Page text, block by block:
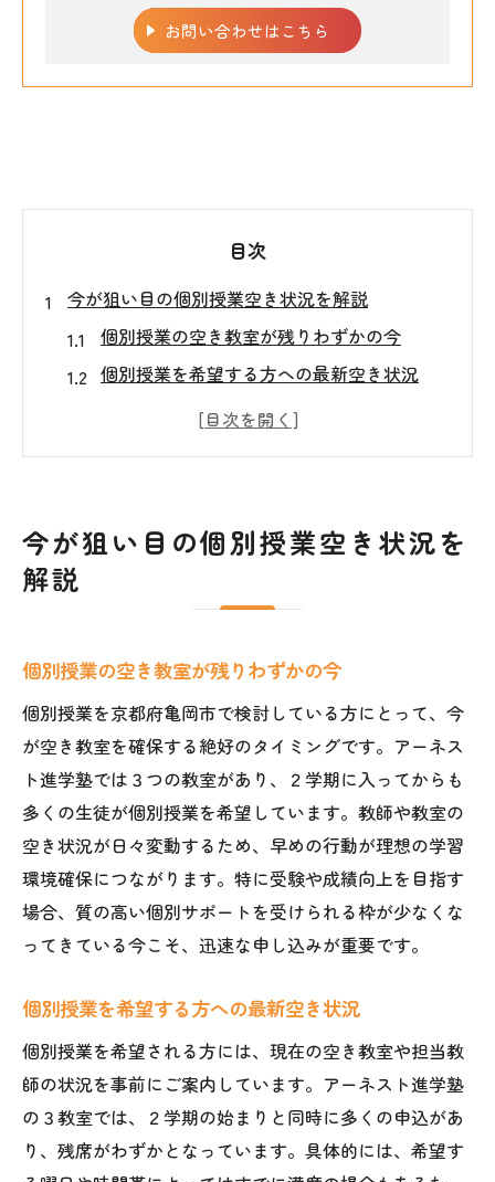
お問い合わせはこちら
目次
今が狙い目の個別授業空き状況を解説
個別授業の空き教室が残りわずかの今
個別授業を希望する方への最新空き状況
個別授業の空き教室情報を早めに確認
個別授業で理想の学習環境を手に入れる方法
個別授業で一人ひとりに合わせた指導を実
現
個別授業の魅力と効果的な教室選び
個別授業で志望校合格へ近づく方法
個別授業で理想の塾選びポイント
空き教室が残りわずかとなる理由を徹底分析
個別授業の人気と空き教室減少の背景
個別授業が満席になりやすい理由とは
個別授業の質と空き教室の関係性を考察
個別授業の環境が選ばれる理由を解説
個別授業の空き教室が減るタイミング
個別授業を選ぶなら早めの行動が安心につなが
る
今が狙い目の個別授業空き状況を
解説
個別授業の空き教室が残りわずかの今
個別授業を京都府亀岡市で検討している方にとって、今
が空き教室を確保する絶好のタイミングです。アーネス
ト進学塾では３つの教室があり、２学期に入ってからも
多くの生徒が個別授業を希望しています。教師や教室の
空き状況が日々変動するため、早めの行動が理想の学習
環境確保につながります。特に受験や成績向上を目指す
場合、質の高い個別サポートを受けられる枠が少なくな
ってきている今こそ、迅速な申し込みが重要です。
個別授業を希望する方への最新空き状況
個別授業を希望される方には、現在の空き教室や担当教
師の状況を事前にご案内しています。アーネスト進学塾
の３教室では、２学期の始まりと同時に多くの申込があ
り、残席がわずかとなっています。具体的には、希望す